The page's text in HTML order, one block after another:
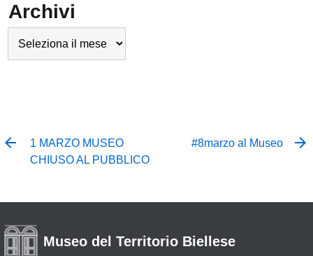
Archivi
1 MARZO MUSEO
CHIUSO AL PUBBLICO
#8marzo al Museo
Museo del Territorio Biellese